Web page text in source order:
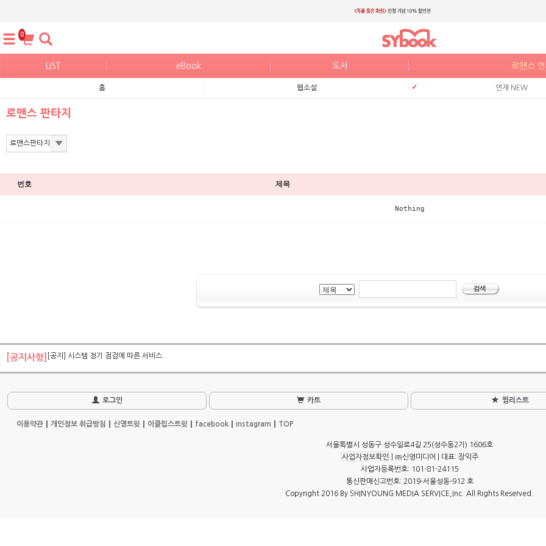
0
LIST eBook 도서 로맨스
홈 웹소설 연재 NEW
로맨스 판타지
번호 제목
Nothing
[공지사항] [공지] 시스템 정기 점검에 따른 서비스..
로그인 카트 찜리스트
이용약관 개인정보 취급방침 신영트윗 이클립스트윗 facebook instagram TOP
서울특별시 성동구 성수일로4길 25(성수동2가) 1606호
사업자정보확인
| ㈜신영미디어 | 대표: 장익주
사업자등록번호: 101-81-24115
통신판매신고번호: 2019-서울성동-912 호
Copyright 2016 By SHINYOUNG MEDIA SERVICE,Inc. All Rights Reserved.